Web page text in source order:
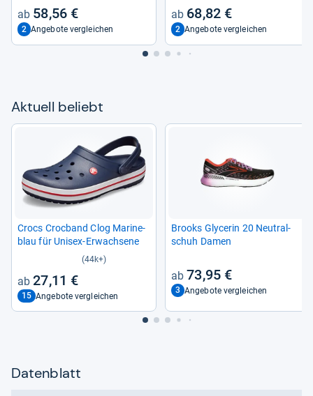
58,56 €
2 Angebote vergleichen
68,82 €
2 Angebote vergleichen
Aktu­ell beliebt
Crocs Croc­band Clog Mari­ne­
blau für Uni­sex-​Erwach­sene
(44k+)
27,11 €
15 Angebote vergleichen
Brooks Gly­ce­rin 20 Neu­tral­
schuh Damen
73,95 €
3 Angebote vergleichen
Datenblatt